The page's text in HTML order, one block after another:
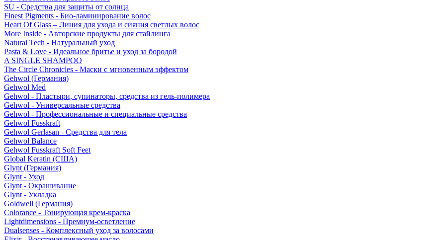
SU - Средства для защиты от солнца
Finest Pigments - Био-ламинирование волос
Heart Of Glass – Линия для ухода и сияния светлых волос
More Inside - Авторские продукты для стайлинга
Natural Tech - Натуральный уход
Pasta & Love - Идеальное бритье и уход за бородой
A SINGLE SHAMPOO
The Circle Chronicles - Маски с мгновенным эффектом
Gehwol (Германия)
Gehwol Med
Gehwol - Пластыри, супинаторы, средства из гель-полимера
Gehwol - Универсальные средства
Gehwol - Профессиональные и специальные средства
Gehwol Fusskraft
Gehwol Gerlasan - Средства для тела
Gehwol Balance
Gehwol Fusskraft Soft Feet
Global Keratin (США)
Glynt (Германия)
Glynt - Уход
Glynt - Окрашивание
Glynt - Укладка
Goldwell (Германия)
Colorance - Тонирующая крем-краска
Lightdimensions - Премиум-осветление
Dualsenses - Комплексный уход за волосами